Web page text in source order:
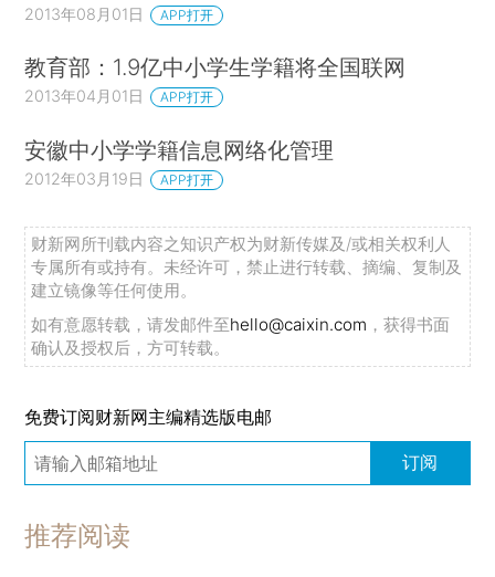
2013年08月01日 APP打开
教育部：1.9亿中小学生学籍将全国联网
2013年04月01日 APP打开
安徽中小学学籍信息网络化管理
2012年03月19日 APP打开
财新网所刊载内容之知识产权为财新传媒及/或相关权利人
专属所有或持有。未经许可，禁止进行转载、摘编、复制及
建立镜像等任何使用。
如有意愿转载，请发邮件至hello@caixin.com ，获得书面
确认及授权后，方可转载。
免费订阅财新网主编精选版电邮
订阅
推荐阅读